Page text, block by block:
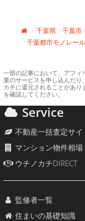
千葉県 千葉市
千葉都市モノレー
一部の記事において、アフィ
業のサービスを申し込んだり
カチに還元されることがあり
を確認してください。
Service
不動産一括査定サイ
マンション物件相場
ウチノカチDIRECT
監修者一覧
住まいの基礎知識